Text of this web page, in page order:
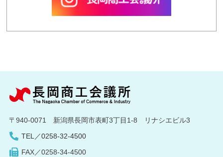
〒940-0071 新潟県長岡市表町3丁目1-8 リナシエビル3
TEL／0258-32-4500
FAX／0258-34-4500